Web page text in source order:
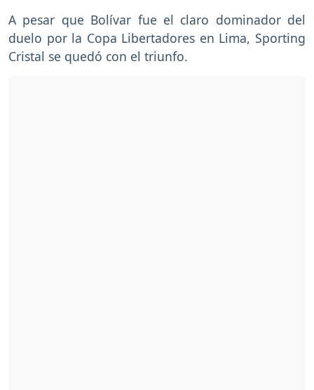
A pesar que Bolívar fue el claro dominador del
duelo por la Copa Libertadores en Lima, Sporting
Cristal se quedó con el triunfo.